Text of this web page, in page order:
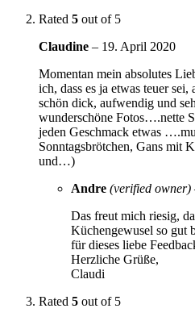
Rated 5 out of 5
Claudine – 19. April 2020
Momentan mein absolutes
ich, dass es ja etwas teuer
schön dick, aufwendig und
wunderschöne Fotos….nette
jeden Geschmack etwas
Sonntagsbrötchen, Gans mit
und…)
Andre (verified owner)
Das freut mich riesig,
Küchengewusel so gut
für dieses liebe
Herzliche Grüße,
Claudi
Rated 5 out of 5